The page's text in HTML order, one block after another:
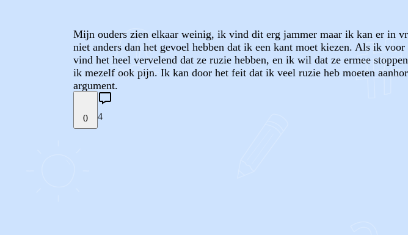
Mijn ouders zien elkaar weinig, ik vind dit erg jammer maar ik kan er in
niet anders dan het gevoel hebben dat ik een kant moet kiezen. Als ik
vind het heel vervelend dat ze ruzie hebben, en ik wil dat ze ermee
ik mezelf ook pijn. Ik kan door het feit dat ik veel ruzie heb moeten
argument.
0 4